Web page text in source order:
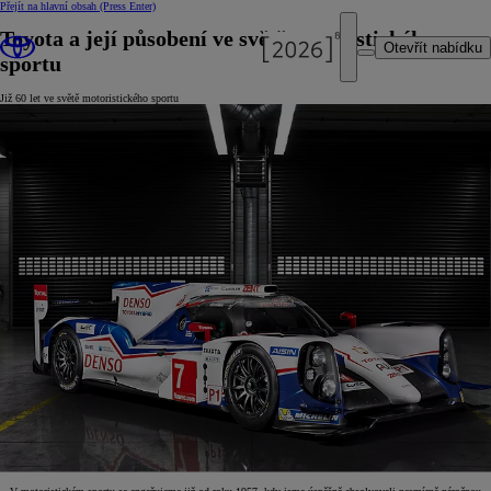
Přejít na hlavní obsah (Press Enter)
Otevřít nabídku
Toyota a její působení ve světě motoristického
sportu
Již 60 let ve světě motoristického sportu